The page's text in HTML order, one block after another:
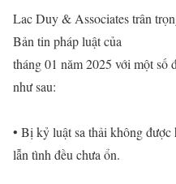
Lac Duy & Associates trân
Bản tin pháp luật của
tháng 01 năm 2025 với một số
như sau:
• Bị kỷ luật sa thải không
lẫn tình đều chưa ổn.